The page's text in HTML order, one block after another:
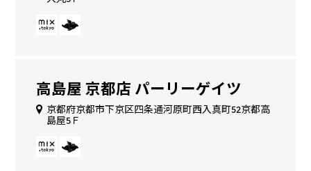
高島屋 京都店 パーリーゲイツ
京都府京都市下京区四条通河原町西入真町52京都高
島屋5Ｆ